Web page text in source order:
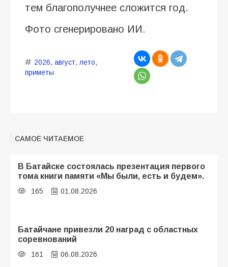
тем благополучнее сложится год.
Фото сгенерировано ИИ.
2026, август,лето,
приметы
САМОЕ ЧИТАЕМОЕ
В Батайске состоялась презентация первого
тома книги памяти «Мы были, есть и будем».
165 01.08.2026
Батайчане привезли 20 наград с областных
соревнований
161 06.08.2026